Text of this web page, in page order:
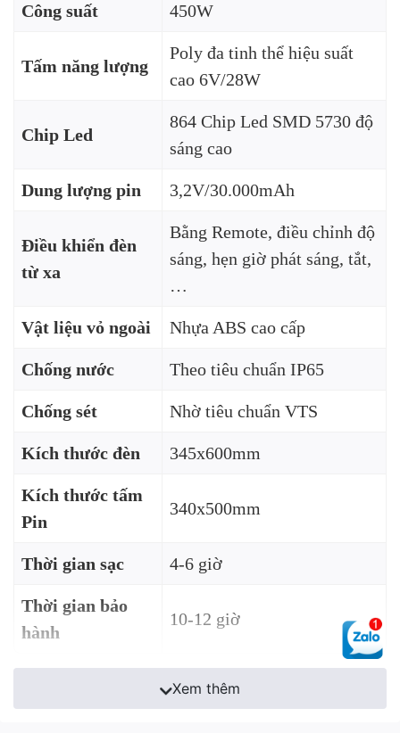
Công suất 450W
Tấm năng lượng
Poly đa tinh thể hiệu suất
cao 6V/28W
Chip Led
864 Chip Led SMD 5730 độ
sáng cao
Dung lượng pin 3,2V/30.000mAh
Điều khiển đèn
từ xa
Bằng Remote, điều chỉnh độ
sáng, hẹn giờ phát sáng, tắt,
…
Vật liệu vỏ ngoài Nhựa ABS cao cấp
Chống nước Theo tiêu chuẩn IP65
Chống sét Nhờ tiêu chuẩn VTS
Kích thước đèn 345x600mm
Kích thước tấm
Pin
340x500mm
Thời gian sạc 4-6 giờ
Thời gian bảo
hành
10-12 giờ
Xem thêm